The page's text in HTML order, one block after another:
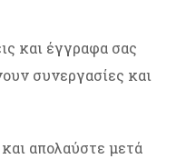
και έγγραφα σας
συνεργασίες και
απολαύστε μετά